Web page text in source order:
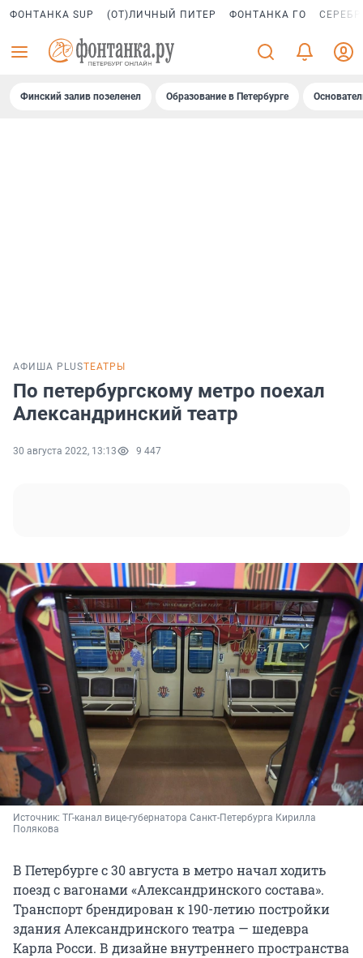
ФОНТАНКА SUP (ОТ)ЛИЧНЫЙ ПИТЕР ФОНТАНКА ГО
Финский залив позеленел Образование в Петербурге
АФИША PLUSТЕАТРЫ
По петербургскому метро поехал
Александринский театр
30 августа 2022, 13:13 9 447
Источник: ТГ-канал вице-губернатора Санкт-Петербурга Кирилла
Полякова
В Петербурге с 30 августа в метро начал ходить
поезд с вагонами «Александринского состава».
Транспорт брендирован к 190-летию постройки
здания Александринского театра — шедевра
Карла Росси. В дизайне внутреннего пространства